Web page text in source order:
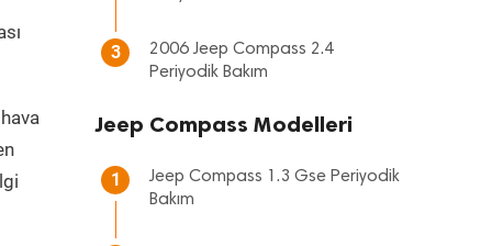
3
2006 Jeep Compass 2.4
Periyodik Bakım
Jeep Compass Modelleri
1
Jeep Compass 1.3 Gse Periyodik
Bakım